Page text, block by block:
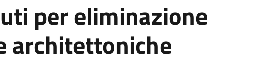
per eliminazione
architettoniche